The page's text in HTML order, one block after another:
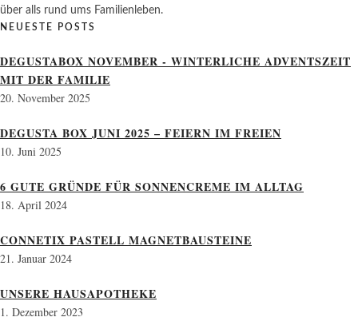
über alls rund ums Familienleben.
NEUESTE POSTS
DEGUSTABOX NOVEMBER - WINTERLICHE ADVENTSZEIT
MIT DER FAMILIE
20. November 2025
DEGUSTA BOX JUNI 2025 – FEIERN IM FREIEN
10. Juni 2025
6 GUTE GRÜNDE FÜR SONNENCREME IM ALLTAG
18. April 2024
CONNETIX PASTELL MAGNETBAUSTEINE
21. Januar 2024
UNSERE HAUSAPOTHEKE
1. Dezember 2023